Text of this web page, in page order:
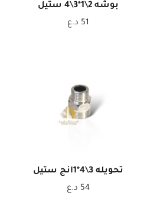
بوشه 2\1*3\4 ستيل
51 د.ع
تحويله 3\4*1انج ستيل
54 د.ع